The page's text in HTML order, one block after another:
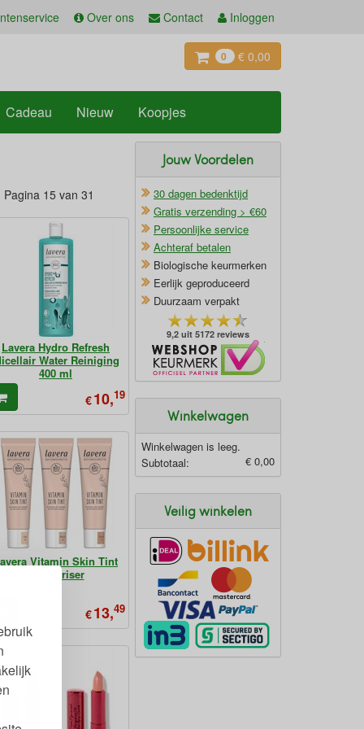
Over ons Contact Inloggen
0 € 0,00
Cadeau Nieuw Koopjes
Pagina 15 van 31
Lavera Hydro Refresh
Water Reiniging
400 ml
€10,19
Vitamin Skin Tint
Moisturiser
€13,49
Jouw Voordelen
30 dagen bedenktijd
Gratis verzending > €60
Persoonlijke service
Achteraf betalen
Biologische keurmerken
Eerlijk geproduceerd
Duurzaam verpakt
9,2 uit 5172 reviews
Winkelwagen
Winkelwagen is leeg.
Subtotaal:
€ 0,00
Veilig winkelen